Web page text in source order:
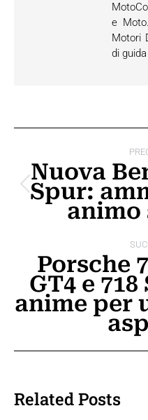
e
Motori
di
traNuova
Spur:
Porsche
GT4 e
anime per
Related Posts